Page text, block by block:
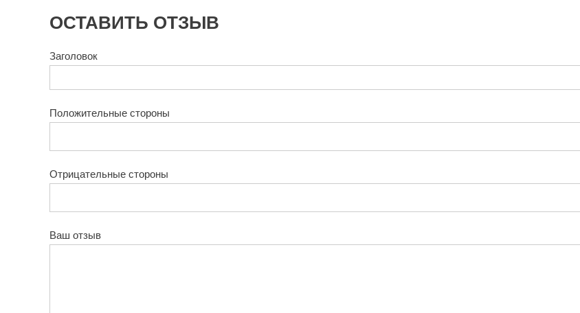
ОСТАВИТЬ ОТЗЫВ
Заголовок
Положительные стороны
Отрицательные стороны
Ваш отзыв